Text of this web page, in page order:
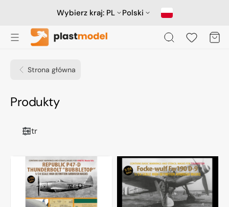
Wybierz kraj: PL Polski
Koszyk
Strona główna
Kolekcja:
Produkty
Filtr